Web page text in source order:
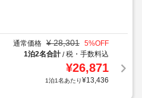
通常価格 ¥ 28,301 5%OFF
1泊2名合計/税・手数料込
¥26,871
1泊1名あたり¥13,436